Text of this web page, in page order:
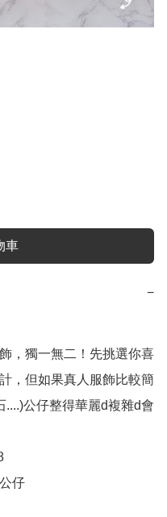
車
−
，獨一無二！先挑選你喜
，但如果真人服飾比較簡
公仔整得華麗d複雜d會
仔